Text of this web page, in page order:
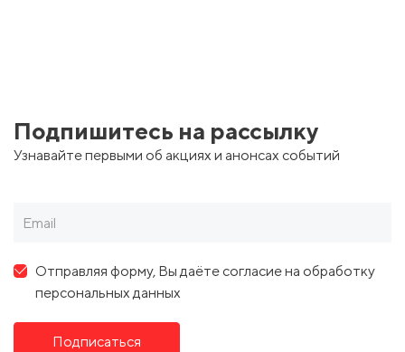
Подпишитесь на рассылку
Узнавайте первыми об акциях и анонсах событий
Отправляя форму, Вы даёте согласие на обработку
персональных данных
Подписаться